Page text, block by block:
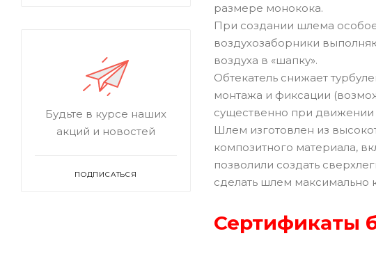
размере монокока.
При создании шлема
воздухозаборники
воздуха в «шапку».
Обтекатель снижает
монтажа и фиксации
существенно при движении
Шлем изготовлен из
композитного материала,
позволили создать
сделать шлем
Сертификаты
Будьте в курсе наших
акций и новостей
ПОДПИСАТЬСЯ